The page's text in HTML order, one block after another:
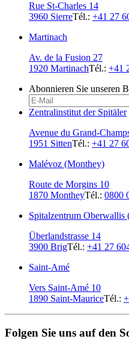
Rue St-Charles 14
3960 SierreTél.: +41 27
Martinach
Av. de la Fusion 27
1920 MartinachTél.: +41
Abonnieren Sie unseren
Zentralinstitut der Spitäler
Avenue du Grand-
1951 SittenTél.: +41 27
Malévoz (Monthey)
Route de Morgins 10
1870 MontheyTél.: 0800
Spitalzentrum Oberwallis
Überlandstrasse 14
3900 BrigTél.: +41 27
Saint-Amé
Vers Saint-Amé 10
1890 Saint-MauriceTél.:
Folgen Sie uns auf den